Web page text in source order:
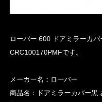
ローバー 600 ドアミラーカ
CRC100170PMFです。
メーカー名：ローバー
商品名：ドアミラーカバー黒